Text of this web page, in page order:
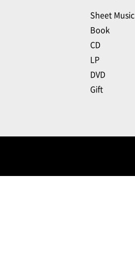
Sheet Music
Book
CD
LP
DVD
Gift